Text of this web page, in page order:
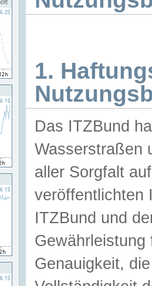
1.
Das ITZBund
Wasserstraßen
aller Sorgfalt
veröffentlichten
ITZBund und
Genauigkeit,